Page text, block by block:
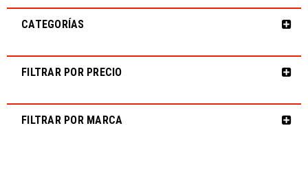
CATEGORÍAS
FILTRAR POR PRECIO
FILTRAR POR MARCA